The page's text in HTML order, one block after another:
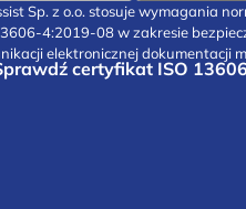
Sp. z o.o. stosuje wymagania
4:2019-08 w zakresie
elektronicznej dokumentacji
certyfikat ISO